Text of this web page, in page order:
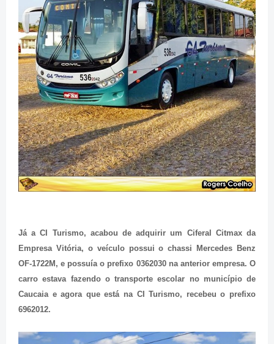
Já a CI Turismo, acabou de adquirir um Ciferal Citmax da
Empresa Vitória, o veículo possui o chassi Mercedes Benz
OF-1722M, e possuía o prefixo 0362030 na anterior empresa. O
carro estava fazendo o transporte escolar no município de
Caucaia e agora que está na CI Turismo, recebeu o prefixo
6962012.